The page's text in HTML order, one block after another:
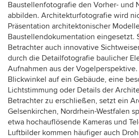
Baustellenfotografie den Vorher- und
abbilden. Architekturfotografie wird
Präsentation architektonischer
Baustellendokumentation eingesetzt.
Betrachter auch innovative
durch die Detailfotografie baulicher
Aufnahmen aus der
Blickwinkel auf ein Gebäude, eine
Lichtstimmung oder Details der
Betrachter zu erschließen, setzt ein
Gelsenkirchen, Nordrhein-Westfalen
etwa hochauflösende Kameras und
Luftbilder kommen häufiger auch